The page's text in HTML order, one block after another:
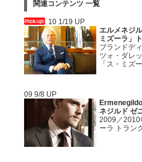
関連コンテンツ 一覧
10 1/19 UP
エルメネジ
ミズーラ」
ブランドデ
ツォ・ダレ
「ス・ミズ
09 9/8 UP
ネジルド ゼ
2009／2010
ーラ トラン